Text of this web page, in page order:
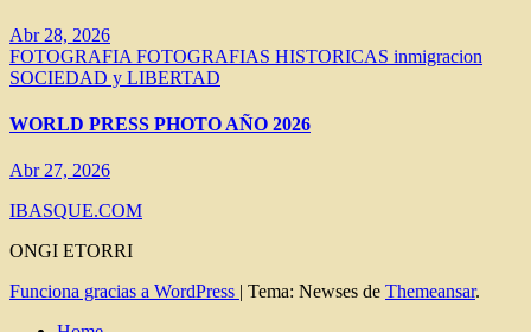
Abr 28, 2026
FOTOGRAFIA FOTOGRAFIAS HISTORICAS inmigracion
SOCIEDAD y LIBERTAD
WORLD PRESS PHOTO AÑO 2026
Abr 27, 2026
IBASQUE.COM
ONGI ETORRI
Funciona gracias a WordPress | Tema: Newses de Themeansar.